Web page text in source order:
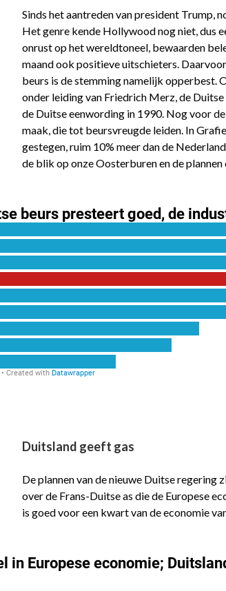
Sinds het aantreden van president Trump,
Het genre kende Hollywood nog niet, dus
onrust op het wereldtoneel, bewaarden
maand ook positieve uitschieters.
beurs is de stemming namelijk opperbest.
onder leiding van Friedrich Merz, de
de Duitse eenwording in 1990. Nog voor
maak, die tot beursvreugde leiden. In
gestegen, ruim 10% meer dan de
de blik op onze Oosterburen en de plannen
Duitsland geeft gas
De plannen van de nieuwe Duitse
over de Frans-Duitse as die de Europese
is goed voor een kwart van de economie